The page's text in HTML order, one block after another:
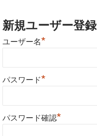
新規ユーザー登録
ユーザー名*
パスワード*
パスワード確認*